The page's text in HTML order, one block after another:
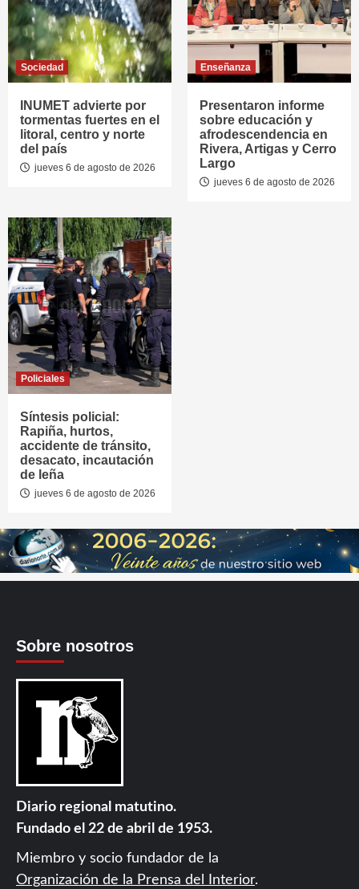
Sociedad
INUMET advierte por
tormentas fuertes en el
litoral, centro y norte
del país
jueves 6 de agosto de 2026
Enseñanza
Presentaron informe
sobre educación y
afrodescendencia en
Rivera, Artigas y Cerro
Largo
jueves 6 de agosto de 2026
Policiales
Síntesis policial:
Rapiña, hurtos,
accidente de tránsito,
desacato, incautación
de leña
jueves 6 de agosto de 2026
Sobre nosotros
Diario regional matutino.
Fundado el 22 de abril de 1953.
Miembro y socio fundador de la
Organización de la Prensa del Interior.